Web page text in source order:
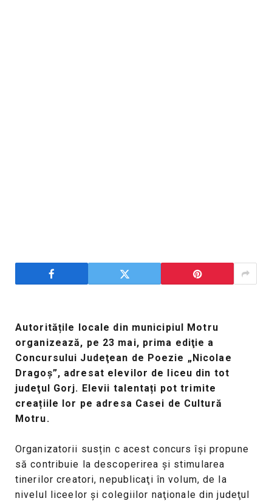
Autoritățile locale din municipiul Motru
organizează, pe 23 mai, prima ediţie a
Concursului Judeţean de Poezie „Nicolae
Dragoş”, adresat elevilor de liceu din tot
judeţul Gorj. Elevii talentați pot trimite
creațiile lor pe adresa Casei de Cultură
Motru.
Organizatorii susțin c acest concurs îşi propune
să contribuie la descoperirea şi stimularea
tinerilor creatori, nepublicaţi în volum, de la
nivelul liceelor şi colegiilor naţionale din judeţul